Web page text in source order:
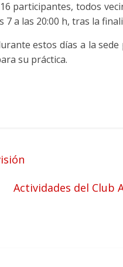
participantes, todos
a las 20:00 h, tras la
estos días a la
su práctica.
Actividades del Club